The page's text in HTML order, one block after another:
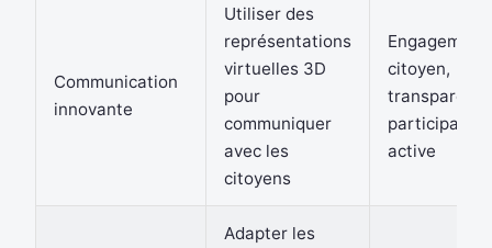
Communication
innovante
Utiliser des
représentations
virtuelles 3D
pour
communiquer
avec les
citoyens
Engagement
citoyen,
participation
active
Adapter les